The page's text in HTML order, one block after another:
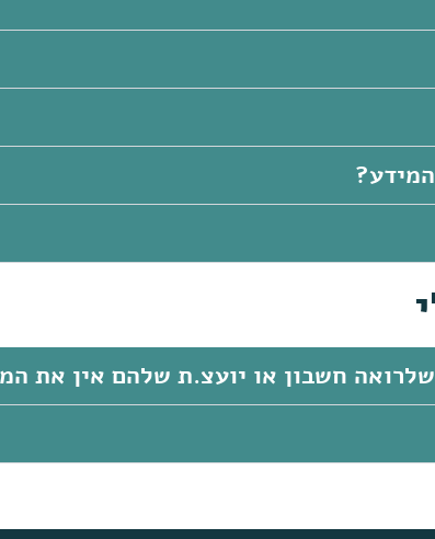
חשבון או יועצ.ת שלהם אין את